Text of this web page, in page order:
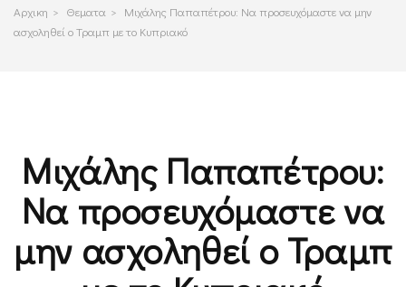
Αρχικη > Θεματα > Μιχάλης Παπαπέτρου: Να προσευχόμαστε να μην
ασχοληθεί ο Τραμπ με το Κυπριακό
Μιχάλης Παπαπέτρου:
Να προσευχόμαστε να
μην ασχοληθεί ο Τραμπ